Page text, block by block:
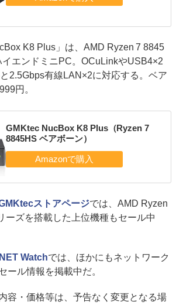
K8 Plus」は、AMD Ryzen 7 8845
イエンドミニPC。OCuLinkやUSB4×2
2.5Gbps有線LAN×2に対応する。ベア
円。
GMKtec NucBox K8 Plus（Ryzen 7
8845HS ベアボーン）
ストアページでは、AMD Ryzen
ーズを搭載した上位機種もセール中
Watchでは、ほかにもネットワーク
ール情報を掲載中だ。
容・価格等は、予告なく変更となる場